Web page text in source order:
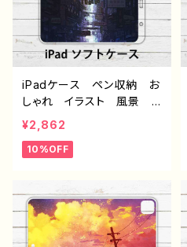
iPadケース ペン収納 お
しゃれ イラスト 風景
綺麗 景色 美しい エモ
い かっこいい ノスタルジ
ック アイパッドカバー 個
ー 絵師 オリジナル デ
ザイン グッズ タイトル：
水没の九龍寨城 作：J.タ
¥2,862
10%OFF